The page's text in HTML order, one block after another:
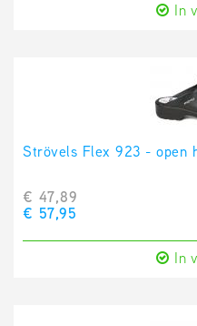
In
Strövels Flex 923 - open
€ 47,89
€ 57,95
In